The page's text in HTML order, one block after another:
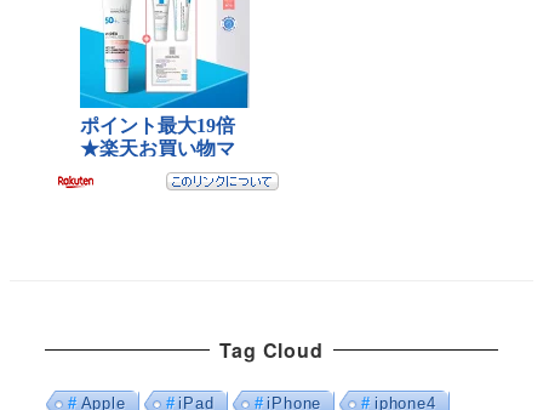
Tag Cloud
Apple iPad iPhone
iphone4